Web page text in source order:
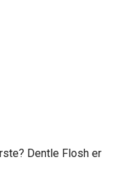
Dentle Flosh er